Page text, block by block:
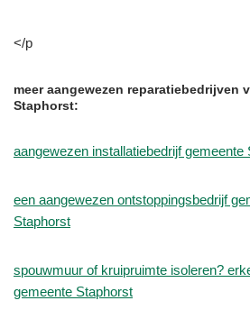
</p
meer aangewezen reparatiebedrijven
Staphorst:
aangewezen installatiebedrijf gemeente
een aangewezen ontstoppingsbedrijf
Staphorst
spouwmuur of kruipruimte isoleren?
gemeente Staphorst